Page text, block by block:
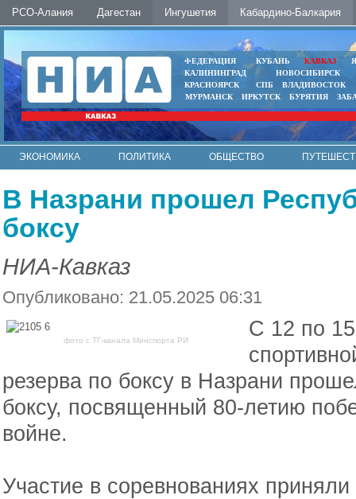
РСО-Алания Дагестан Ингушетия Кабардино-Балкария
ФЕДЕРАЦИЯ КУБАНЬ КАВКАЗ
КАЛИНИНГРАД
НОВОСИБИРСК
КРАСНОЯРСК
СПБ
ВЛАДИВОСТОК
МУРМАНСК
ИРКУТСК БУРЯТИЯ
ЭКОНОМИКА ПОЛИТИКА ОБЩЕСТВО
В Назрани прошел
боксу
НИА-Кавказ
Опубликовано: 21.05.2025 06:31
фото с ТГ-канала Минспорта РИ
С 12 по
резерва по боксу в Назрани
боксу, посвященный 80-летию
войне.
Участие в соревнованиях